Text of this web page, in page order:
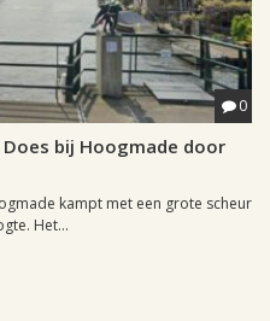
0
bij Hoogmade door
kampt met een grote scheur
Het...